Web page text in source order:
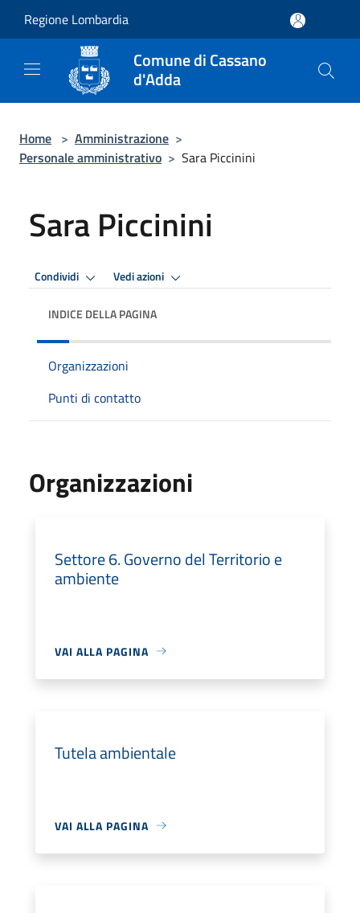
Regione Lombardia
Comune di Cassano
d'Adda
Home > Amministrazione >
Personale amministrativo > Sara Piccinini
Sara Piccinini
Condividi Vedi azioni
INDICE DELLA PAGINA
Organizzazioni
Punti di contatto
Organizzazioni
Settore 6. Governo del Territorio e
ambiente
VAI ALLA PAGINA
Tutela ambientale
VAI ALLA PAGINA